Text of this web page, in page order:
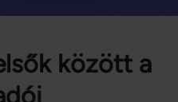
között a